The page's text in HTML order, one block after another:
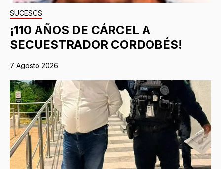
SUCESOS
¡110 AÑOS DE CÁRCEL A
SECUESTRADOR CORDOBÉS!
7 Agosto 2026